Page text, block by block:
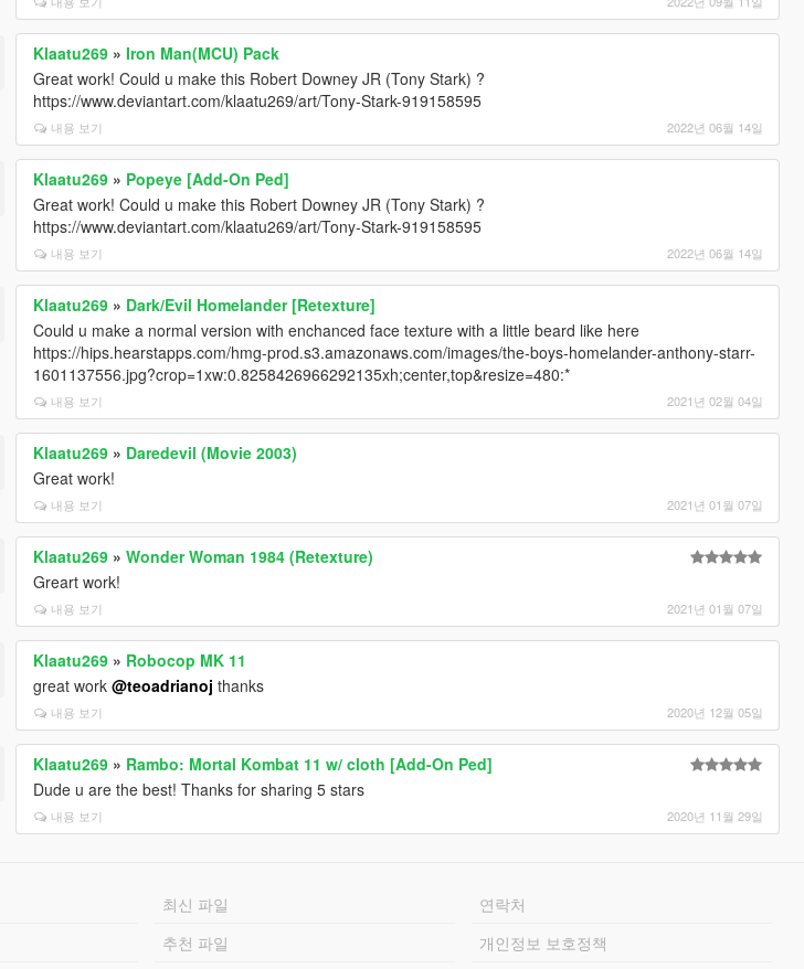
Klaatu269 »Iron Man(MCU) Pack
Great work! Could u make this Robert Downey JR (Tony Stark) ?
https://www.deviantart.com/klaatu269/art/Tony-Stark-919158595
내용 보기 2022년 06월 14일
Klaatu269 » Popeye [Add-On Ped]
Great work! Could u make this Robert Downey JR (Tony Stark) ?
https://www.deviantart.com/klaatu269/art/Tony-Stark-919158595
내용 보기 2022년 06월 14일
Klaatu269 » Dark/Evil Homelander [Retexture]
Could u make a normal version with enchanced face texture with a little beard like here
https://hips.hearstapps.com/hmg-prod.s3.amazonaws.com/images/the-boys-homelander-anthony-starr-
1601137556.jpg?crop=1xw:0.8258426966292135xh;center,top&resize=480:*
내용 보기 2021년 02월 04일
Klaatu269 » Daredevil (Movie 2003)
Great work!
내용 보기 2021년 01월 07일
Klaatu269 »Wonder Woman 1984 (Retexture)
Greart work!
내용 보기 2021년 01월 07일
Klaatu269 » Robocop MK 11
great work@teoadrianoj thanks
내용 보기 2020년 12월 05일
Klaatu269 » Rambo: Mortal Kombat 11 w/ cloth [Add-On Ped]
Dude u are the best! Thanks for sharing 5 stars
내용 보기 2020년 11월 29일
최신 파일
추천 파일
연락처
개인정보 보호정책